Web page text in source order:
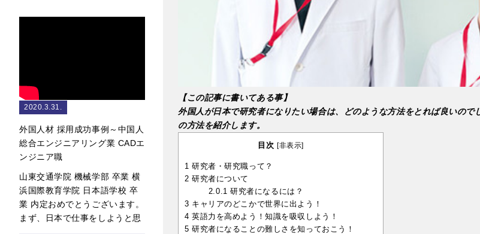
2020.3.31.
外国人材 採用成功事例～中国人
総合エンジニアリング業 CADエ
ンジニア職
山東交通学院 機械学部 卒業 横
浜国際教育学院 日本語学校 卒
業 内定おめでとうございます。
まず、日本で仕事をしようと思
【この記事に書いてある事】
外国人が日本で研究者になりたい場合は、どのような方法をとれば良いので
の方法を紹介します。
目次 [非表示]
1 研究者・研究職って？
2 研究者について
2.0.1 研究者になるには？
3 キャリアのどこかで世界に出よう！
4 英語力を高めよう！知識を吸収しよう！
5 研究者になることの難しさを知っておこう！